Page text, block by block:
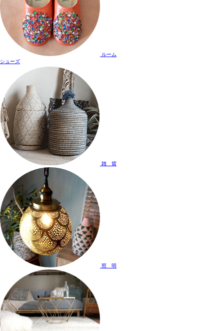
ルーム
シューズ
雑 貨
照 明